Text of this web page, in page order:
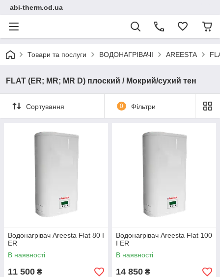
abi-therm.od.ua
Товари та послуги ВОДОНАГРІВАЧІ AREESTA
FLAT (ER; MR; MR D) плоский / Мокрий/сухий тен
Сортування 0 Фільтри
Водонагрівач Areesta Flat 80 I
ER
В наявності
11 500 ₴
Водонагрівач Areesta Flat 100
I ER
В наявності
14 850 ₴